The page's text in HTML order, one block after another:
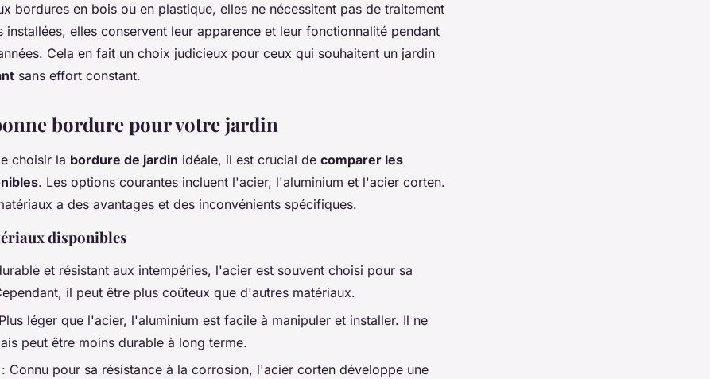
bordures en bois ou en plastique, elles ne nécessitent pas de traitement
installées, elles conservent leur apparence et leur fonctionnalité pendant
Cela en fait un choix judicieux pour ceux qui souhaitent un jardin
sans effort constant.
bordure pour votre jardin
choisir la bordure de jardin idéale, il est crucial de comparer les
. Les options courantes incluent l'acier, l'aluminium et l'acier corten.
a des avantages et des inconvénients spécifiques.
disponibles
et résistant aux intempéries, l'acier est souvent choisi pour sa
il peut être plus coûteux que d'autres matériaux.
léger que l'acier, l'aluminium est facile à manipuler et installer. Il ne
peut être moins durable à long terme.
: Connu pour sa résistance à la corrosion, l'acier corten développe une